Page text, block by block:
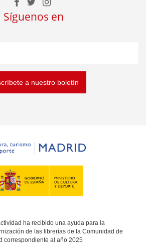
Síguenos en
a nuestro boletín
ha recibido una ayuda para la
de las librerías de la Comunidad de
correspondiente al año 2025